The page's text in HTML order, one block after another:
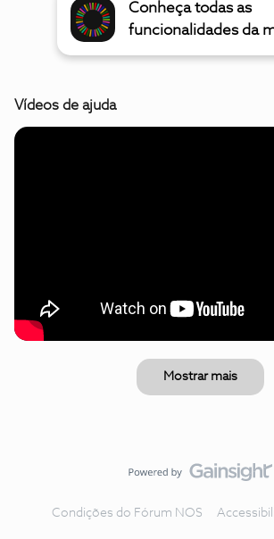
Conheça todas as
funcionalidades da
Vídeos de ajuda
Mostrar mais
Condições do Fórum NOS